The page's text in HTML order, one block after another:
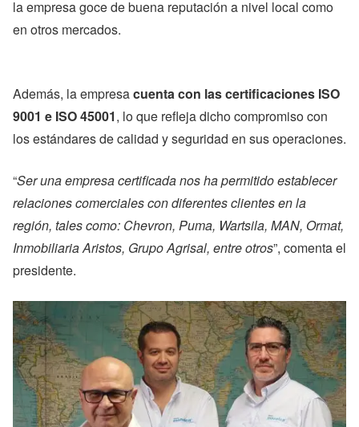
la empresa goce de buena reputación a nivel local como
en otros mercados.
Además, la empresacuenta con las certificaciones ISO
9001 e ISO 45001, lo que refleja dicho compromiso con
los estándares de calidad y seguridad en sus operaciones.
“Ser una empresa certificada nos ha permitido establecer
relaciones comerciales con diferentes clientes en la
región, tales como: Chevron, Puma, Wartsila, MAN, Ormat,
Inmobiliaria Aristos, Grupo Agrisal, entre otros”, comenta el
presidente.